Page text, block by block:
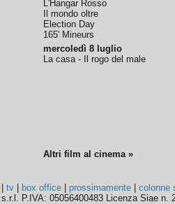
L'Hangar Rosso
Il mondo oltre
Election Day
165' Mineurs
mercoledì 8 luglio
La casa - Il rogo del male
Altri film al cinema »
|tv box office prossimamente |colonne
P.IVA: 05056400483 Licenza Siae n.